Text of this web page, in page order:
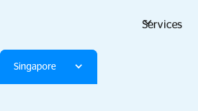
Services
Singapore